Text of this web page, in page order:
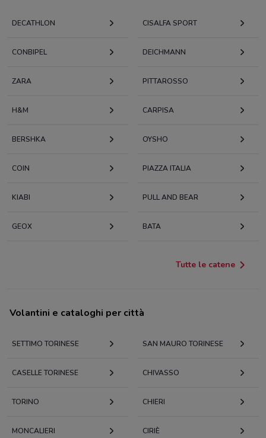
DECATHLON CISALFA SPORT
CONBIPEL DEICHMANN
ZARA PITTAROSSO
H&M CARPISA
BERSHKA OYSHO
COIN PIAZZA ITALIA
KIABI PULL AND BEAR
GEOX BATA
Tutte le catene
Volantini e cataloghi per città
SETTIMO TORINESE SAN MAURO TORINESE
CASELLE TORINESE CHIVASSO
TORINO CHIERI
MONCALIERI CIRIÈ